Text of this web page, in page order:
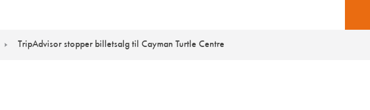
TripAdvisor stopper billetsalg til Cayman Turtle Centre